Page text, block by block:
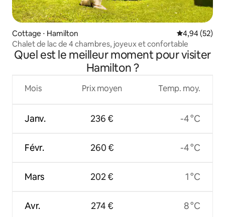
Cottage ⋅ Hamilton Évaluation
4,94 (52)
Chalet de lac de 4 chambres, joyeux et confortable
Quel est le meilleur moment pour visiter
Hamilton ?
Mois
Janv.
Févr.
Mars
Avr.
Prix moyen
236 €
260 €
202 €
274 €
Temp. moy.
-4 °C
-4 °C
1 °C
8 °C